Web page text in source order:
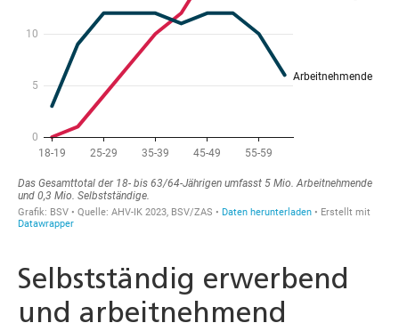
Selbstständig erwerbend
und arbeitnehmend